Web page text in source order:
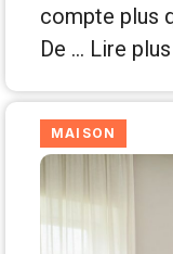
compte plus
De … Lire plus
MAISON